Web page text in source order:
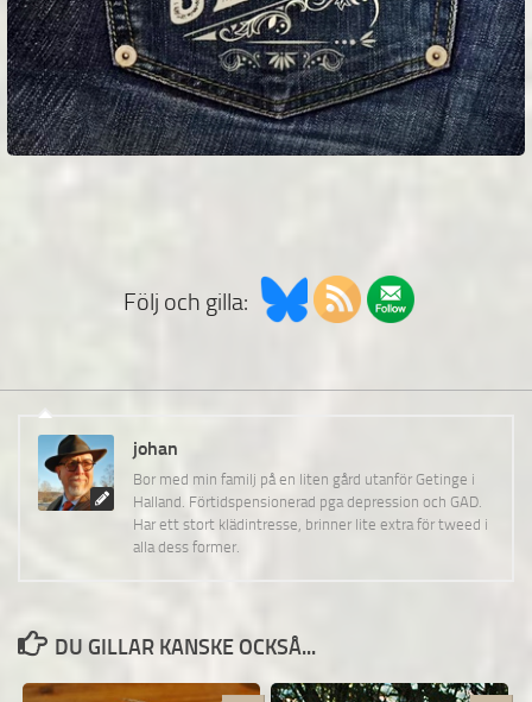
Följ och gilla:
johan
Bor med min familj på en liten gård utanför Getinge i
Halland. Förtidspensionerad pga depression och GAD.
Har ett stort klädintresse, brinner lite extra för tweed i
alla dess former.
DU GILLAR KANSKE OCKSÅ...